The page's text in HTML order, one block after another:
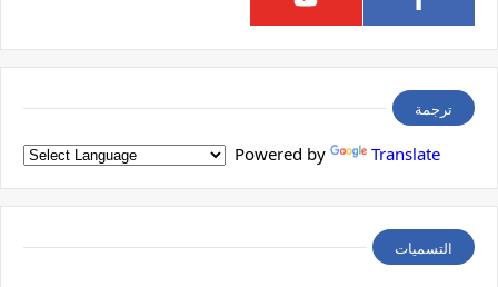
ترجمة
Powered by Translate
التسميات